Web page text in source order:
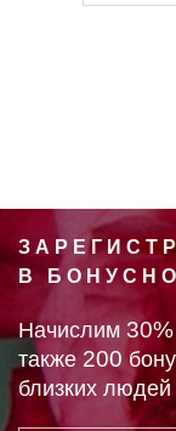
В
Начислим 30%
также 200
близких людей